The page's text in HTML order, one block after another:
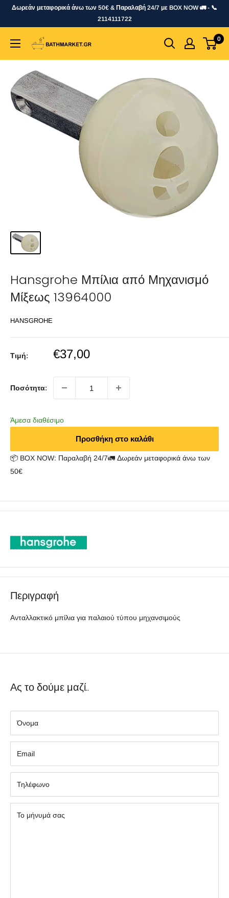
SkipΔωρεάν μεταφορικά άνω των 50€ & Παραλαβή 24/7 με BOX NOW 🚛 - 📞
2114111722
bathmarket.gr 0
Hansgrohe Μπίλια από Μηχανισμό
Μίξεως 13964000
HANSGROHE
Τιμή:
Sale
€37,00
Ποσότητα:
Άμεσα διαθέσιμο
Προσθήκη στο καλάθι
📦 BOX NOW: Παραλαβή 24/7🚛 Δωρεάν μεταφορικά άνω των
50€
Περιγραφή
Ανταλλακτικό μπίλια για παλαιού τύπου μηχανσιμούς
Ας το δούμε μαζί..
Όνομα
Εmail
Τηλέφωνο
Το μήνυμά σας